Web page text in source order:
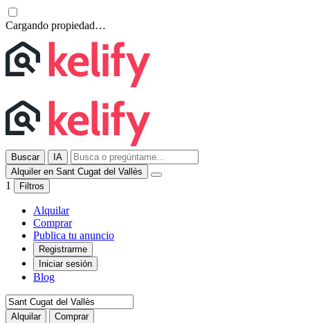
Cargando propiedad…
Buscar
IA
Alquiler en Sant Cugat del Vallès
1 Filtros
Alquilar
Comprar
Publica tu anuncio
Registrarme
Iniciar sesión
Blog
Alquilar
Comprar